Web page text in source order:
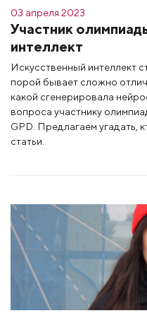
03 апреля 2023
Участник
интеллект
Искусственный интеллект
порой бывает сложно
какой сгенерировала
вопроса участнику
GPD. Предлагаем угадать,
статьи.